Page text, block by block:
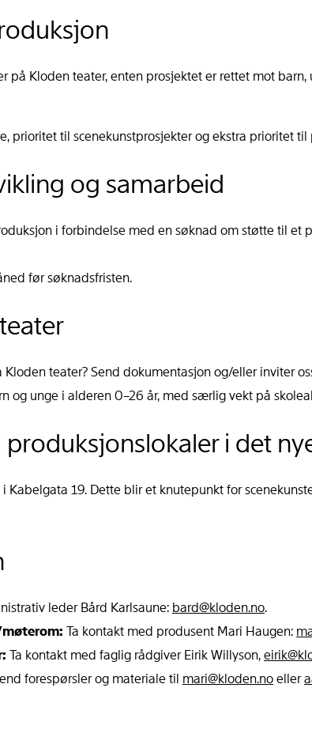
på Kloden teater, enten prosjektet er rettet mot
prioritet til scenekunstprosjekter og ekstra prioritet
og samarbeid
i forbindelse med en søknad om støtte til et
før søknadsfristen.
teater? Send dokumentasjon og/eller inviter
og unge i alderen 0–26 år, med særlig vekt på
i det
Kabelgata 19. Dette blir et knutepunkt for
leder Bård Karlsaune: bard@kloden.no.
Ta kontakt med produsent Mari Haugen:
Ta kontakt med faglig rådgiver Eirik Willyson,
forespørsler og materiale til mari@kloden.noeller